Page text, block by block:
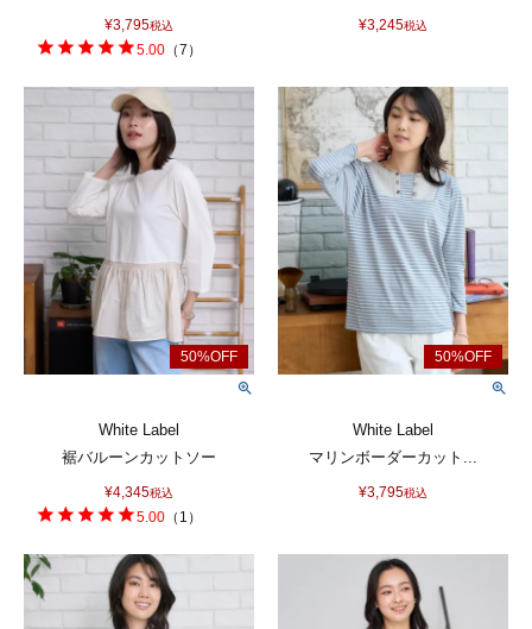
¥3,795税込
5.00 （7 ）
¥3,245税込
White Label
裾バルーンカットソー
¥4,345税込
5.00 （ 1 ）
White Label
マリンボーダーカット...
¥3,795税込